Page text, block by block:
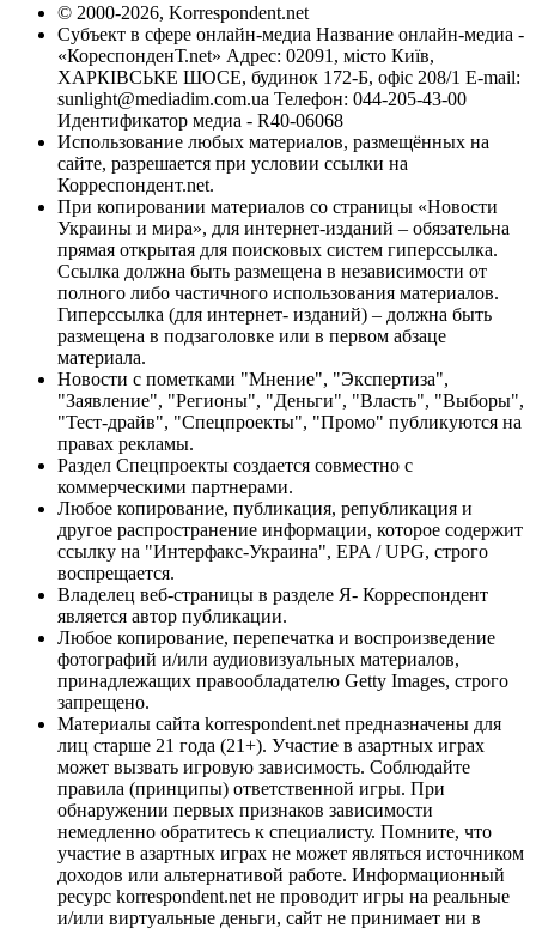
© 2000-2026, Korrespondent.net
Субъект в сфере онлайн-медиа Название онлайн-медиа -
«КореспонденТ.net» Адрес: 02091, місто Київ,
ХАРКІВСЬКЕ ШОСЕ, будинок 172-Б, офіс 208/1 E-mail:
sunlight@mediadim.com.ua Телефон: 044-205-43-00
Идентификатор медиа - R40-06068
Использование любых материалов, размещённых на
сайте, разрешается при условии ссылки на
Корреспондент.net.
При копировании материалов со страницы «Новости
Украины и мира», для интернет-изданий – обязательна
прямая открытая для поисковых систем гиперссылка.
Ссылка должна быть размещена в независимости от
полного либо частичного использования материалов.
Гиперссылка (для интернет- изданий) – должна быть
размещена в подзаголовке или в первом абзаце
материала.
Новости с пометками "Мнение", "Экспертиза",
"Заявление", "Регионы", "Деньги", "Власть", "Выборы",
"Тест-драйв", "Спецпроекты", "Промо" публикуются на
правах рекламы.
Раздел Спецпроекты создается совместно с
коммерческими партнерами.
Любое копирование, публикация, републикация и
другое распространение информации, которое содержит
ссылку на "Интерфакс-Украина", EPA / UPG, строго
воспрещается.
Владелец веб-страницы в разделе Я- Корреспондент
является автор публикации.
Любое копирование, перепечатка и воспроизведение
фотографий и/или аудиовизуальных материалов,
принадлежащих правообладателю Getty Images, строго
запрещено.
Материалы сайта korrespondent.net предназначены для
лиц старше 21 года (21+). Участие в азартных играх
может вызвать игровую зависимость. Соблюдайте
правила (принципы) ответственной игры. При
обнаружении первых признаков зависимости
немедленно обратитесь к специалисту. Помните, что
участие в азартных играх не может являться источником
доходов или альтернативой работе. Информационный
ресурс korrespondent.net не проводит игры на реальные
и/или виртуальные деньги, сайт не принимает ни в